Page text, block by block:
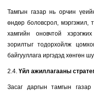
Тамгын газар нь орчин
өндөр боловсрол, мэргэжил,
хамгийн оновчтой
зорилтыг тодорхойлж
байгууллага иргэдэд хөнгөн
2.4. Үйл ажиллагааны
Засаг даргын тамгын